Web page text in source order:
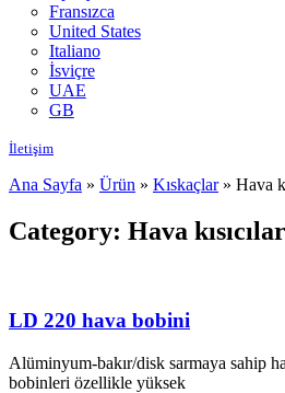
Fransızca
United States
Italiano
İsviçre
UAE
GB
İletişim
Ana Sayfa » Ürün » Kıskaçlar» Hava
Category: Hava
LD 220 hava bobini
Alüminyum-bakır/disk sarmaya sahip
bobinleri özellikle yüksek